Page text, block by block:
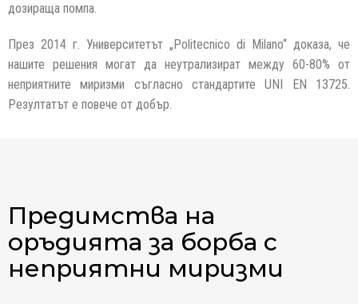
дозираща помпа.
През 2014 г. Университетът „Politecnico di Milano“ доказа, че
нашите решения могат да неутрализират между 60-80% от
неприятните миризми съгласно стандартите UNI EN 13725.
Резултатът е повече от добър.
Предимства на
оръдията за борба с
неприятни миризми